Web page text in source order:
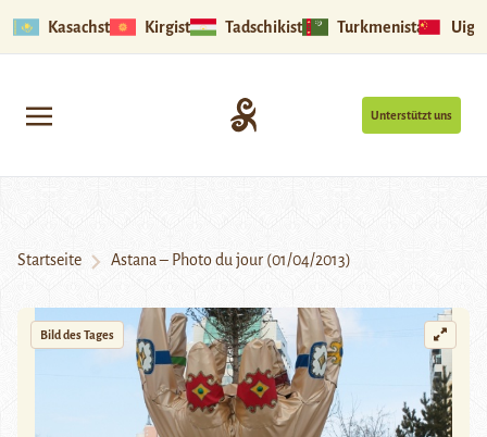
Kasachstan Kirgistan Tadschikistan Turkmenistan
Unterstützt uns
Startseite Astana – Photo du jour (01/04/2013)
Bild des Tages